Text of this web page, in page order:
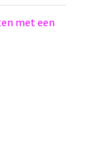
met een